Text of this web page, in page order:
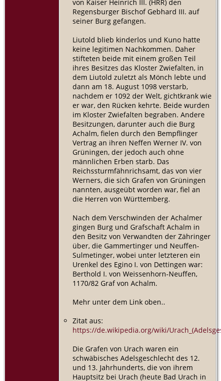
von Kaiser Heinrich III. (HRR) den
Regensburger Bischof Gebhard III. auf
seiner Burg gefangen.
Liutold blieb kinderlos und Kuno hatte
keine legitimen Nachkommen. Daher
stifteten beide mit einem großen Teil
ihres Besitzes das Kloster Zwiefalten, in
dem Liutold zuletzt als Mönch lebte und
dann am 18. August 1098 verstarb,
nachdem er 1092 der Welt, gichtkrank wie
er war, den Rücken kehrte. Beide wurden
im Kloster Zwiefalten begraben. Andere
Besitzungen, darunter auch die Burg
Achalm, fielen durch den Bempflinger
Vertrag an ihren Neffen Werner IV. von
Grüningen, der jedoch auch ohne
männlichen Erben starb. Das
Reichssturmfähnrichsamt, das von vier
Werners, die sich Grafen von Grüningen
nannten, ausgeübt worden war, fiel an
die Herren von Württemberg.
Nach dem Verschwinden der Achalmer
gingen Burg und Grafschaft Achalm in
den Besitz von Verwandten der Zähringer
über, die Gammertinger und Neuffen-
Sulmetinger, wobei unter letzteren ein
Urenkel des Egino I. von Dettingen war:
Berthold I. von Weissenhorn-Neuffen,
1170/82 Graf von Achalm.
Mehr unter dem Link oben..
Zitat aus:
https://de.wikipedia.org/wiki/
Die Grafen von Urach waren ein
schwäbisches Adelsgeschlecht des 12.
und 13. Jahrhunderts, die von ihrem
Hauptsitz bei Urach (heute Bad Urach in